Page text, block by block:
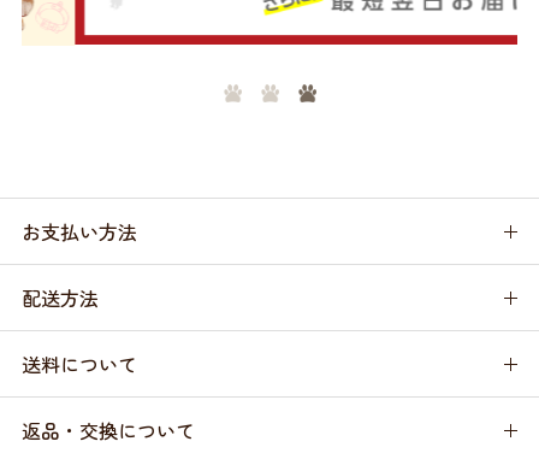
お支払い方法
配送方法
送料について
返品・交換について